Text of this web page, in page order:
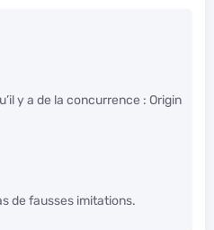
y a de la concurrence : Origin
de fausses imitations.